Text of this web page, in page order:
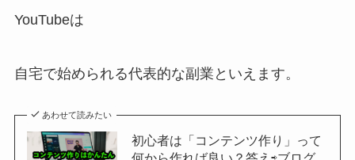
YouTubeは
自宅で始められる代表的な副業といえます。
あわせて読みたい
初心者は「コンテンツ作り」って